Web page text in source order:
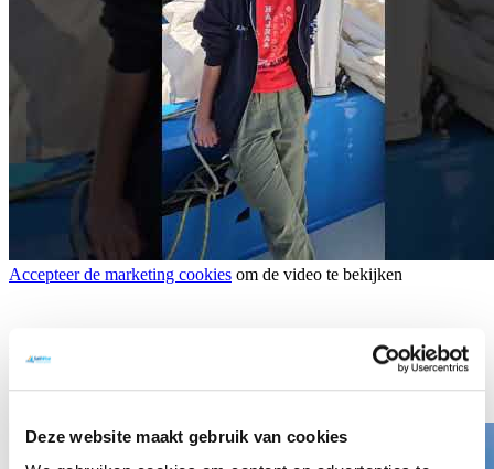
Deze website maakt gebruik van cookies
Accepteer de marketing cookies om de video te bekijken
MDT Zeilweekend in Elahuizen was een groot succes!